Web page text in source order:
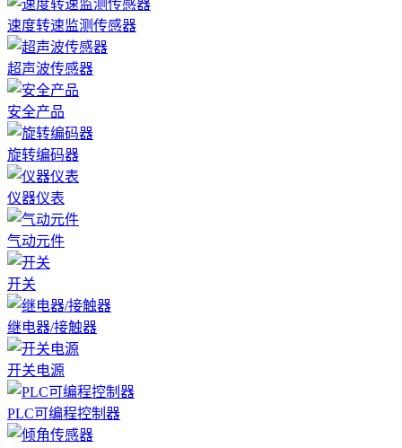
速度转速监测传感器
超声波传感器
安全产品
旋转编码器
仪器仪表
气动元件
开关
继电器/接触器
开关电源
PLC可编程控制器